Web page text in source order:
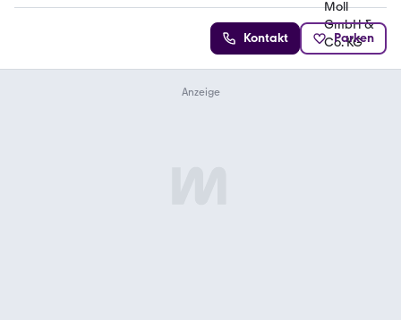
Kontakt Parken